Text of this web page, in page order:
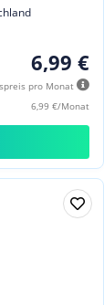
6,99 €
pro Monat
6,99 €/Monat